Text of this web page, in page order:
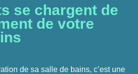
se chargent de
de votre
de sa salle de bains, c’est une